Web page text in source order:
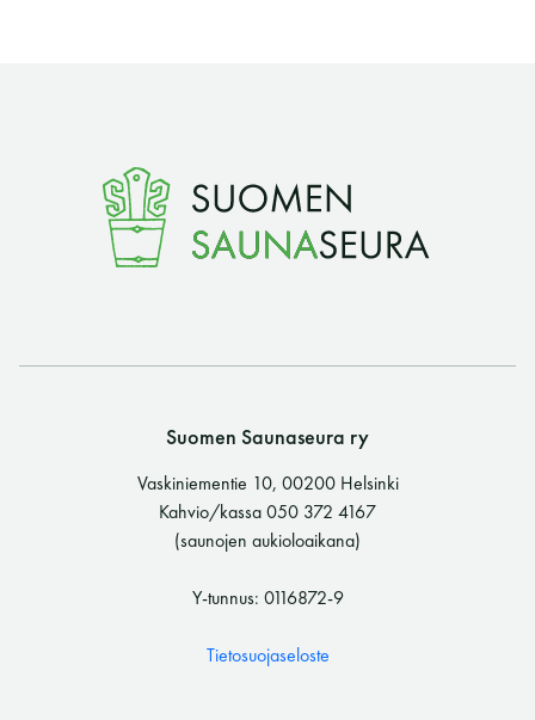
Suomen Saunaseura ry
Vaskiniementie 10, 00200 Helsinki
Kahvio/kassa 050 372 4167
(saunojen aukioloaikana)
Y-tunnus: 0116872-9
Tietosuojaseloste